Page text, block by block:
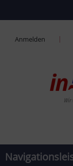
Anmelden